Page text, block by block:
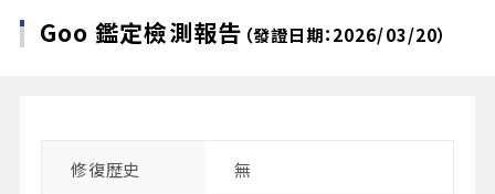
Goo 鑑定檢測報告 （發證日期：2026/03/20）
修復歴史 無